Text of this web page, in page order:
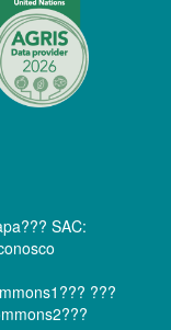
SAC:
???